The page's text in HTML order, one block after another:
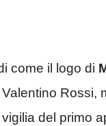
come il logo di
Rossi,
del primo